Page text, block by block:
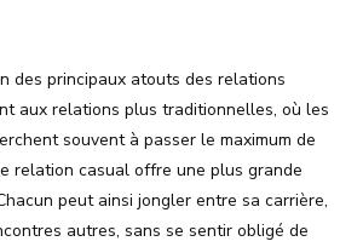
des principaux atouts des relations
aux relations plus traditionnelles, où les
souvent à passer le maximum de
relation casual offre une plus grande
peut ainsi jongler entre sa carrière,
autres, sans se sentir obligé de